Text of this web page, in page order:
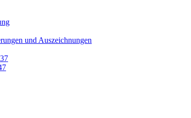
und Auszeichnungen